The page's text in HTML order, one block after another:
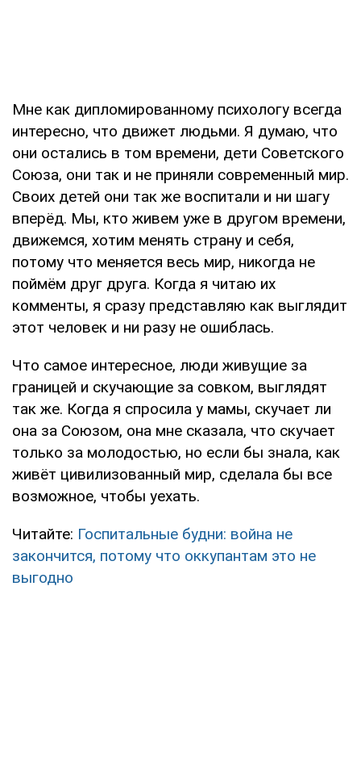
Мне как дипломированному психологу всегда
интересно, что движет людьми. Я думаю, что
они остались в том времени, дети Советского
Союза, они так и не приняли современный мир.
Своих детей они так же воспитали и ни шагу
вперёд. Мы, кто живем уже в другом времени,
движемся, хотим менять страну и себя,
потому что меняется весь мир, никогда не
поймём друг друга. Когда я читаю их
комменты, я сразу представляю как выглядит
этот человек и ни разу не ошиблась.
Что самое интересное, люди живущие за
границей и скучающие за совком, выглядят
так же. Когда я спросила у мамы, скучает ли
она за Союзом, она мне сказала, что скучает
только за молодостью, но если бы знала, как
живёт цивилизованный мир, сделала бы все
возможное, чтобы уехать.
Читайте: Госпитальные будни: война не
закончится, потому что оккупантам это не
выгодно